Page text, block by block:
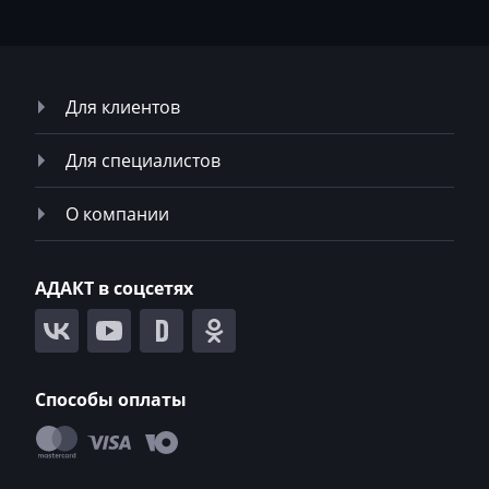
ZX
ВАЗ (Lada)
ГАЗ
ЗАЗ
ЗИЛ
Камаз
Кировец
Для клиентов
Для специалистов
О компании
АДАКТ в соцсетях
Способы оплаты